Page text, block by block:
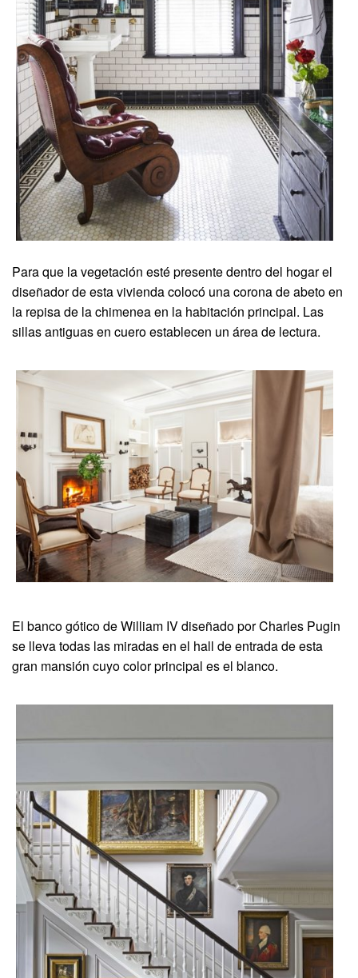
Para que la vegetación esté presente dentro del hogar el
diseñador de esta vivienda colocó una corona de abeto en
la repisa de la chimenea en la habitación principal. Las
sillas antiguas en cuero establecen un área de lectura.
El banco gótico de William IV diseñado por Charles Pugin
se lleva todas las miradas en el hall de entrada de esta
gran mansión cuyo color principal es el blanco.